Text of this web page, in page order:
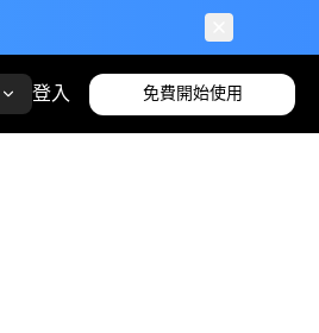
登入 免費開始使用